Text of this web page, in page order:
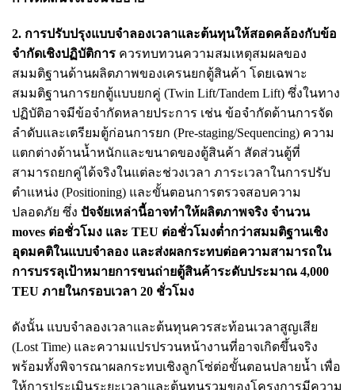
2. การปรับปรุงแบบจำลองเวลาและต้นทุนให้สอดคล้องกับข้อ
จำกัดเชิงปฏิบัติการ ควรทบทวนความสมเหตุสมผลของ
สมมติฐานด้านผลิตภาพของเครนยกตู้สินค้า โดยเฉพาะ
สมมติฐานการยกตู้แบบยกคู่ (Twin Lift/Tandem Lift) ซึ่งในทาง
ปฏิบัติอาจมีข้อจำกัดหลายประการ เช่น ข้อจำกัดด้านการจัด
ลำดับและเตรียมตู้ก่อนการยก (Pre-staging/Sequencing) ความ
แตกต่างด้านน้ำหนักและขนาดของตู้สินค้า สัดส่วนตู้ที่
สามารถยกคู่ได้จริงในแต่ละช่วงเวลา ภาระเวลาในการปรับ
ตำแหน่ง (Positioning) และขั้นตอนการตรวจสอบความ
ปลอดภัย ซึ่ง ปัจจัยเหล่านี้อาจทำให้ผลิตภาพจริง จำนวน
moves ต่อชั่วโมง และ TEU ต่อชั่วโมงต่ำกว่าสมมติฐานเชิง
อุดมคติในแบบจำลอง และส่งผลกระทบต่อความสามารถใน
การบรรลุเป้าหมายการขนถ่ายตู้สินค้าระดับประมาณ 4,000
TEU ภายในกรอบเวลา 20 ชั่วโมง
ดังนั้น แบบจำลองเวลาและต้นทุนควรสะท้อนเวลาสูญเสีย
(Lost Time) และความแปรปรวนหน้างานที่อาจเกิดขึ้นจริง
พร้อมทั้งพิจารณาผลกระทบเชิงลูกโซ่ต่อขั้นตอนปลายน้ำ เพื่อ
ให้การประเมินระยะเวลาและต้นทุนรวมของโครงการมีความ